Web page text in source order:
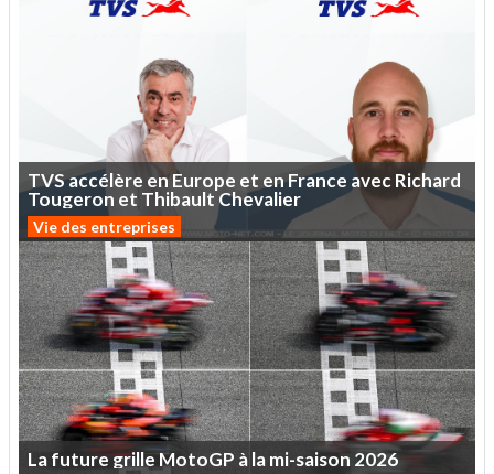
TVSaccélère enEurope et enFrance avecRichard
Tougeron et Thibault Chevalier
Vie des entreprises
Lafuturegrille MotoGP àlami-saison 2026